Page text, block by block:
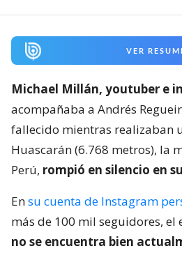
VER
Michael Millán, youtuber e
acompañaba a Andrés
fallecido mientras realizaban
Huascarán (6.768 metros), la
Perú, rompió en silencio en
Ensu cuenta de Instagram
más de 100 mil seguidores,
no se encuentra bien